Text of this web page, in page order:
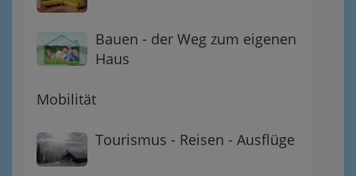
Bauen - der Weg zum eigenen
Haus
Mobilität
Tourismus - Reisen - Ausflüge